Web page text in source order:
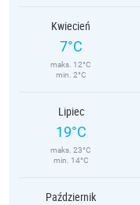
Kwiecień
7°C
maks. 12°C
min. 2°C
Lipiec
19°C
maks. 23°C
min. 14°C
Październik